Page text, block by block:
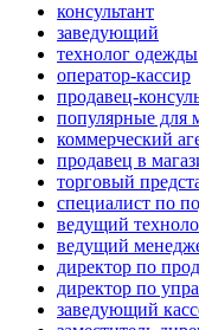
консультант
заведующий
технолог одежды
оператор-кассир
продавец-
популярные для
коммерческий
продавец в
торговый
специалист по
ведущий
ведущий
директор по
директор по
заведующий